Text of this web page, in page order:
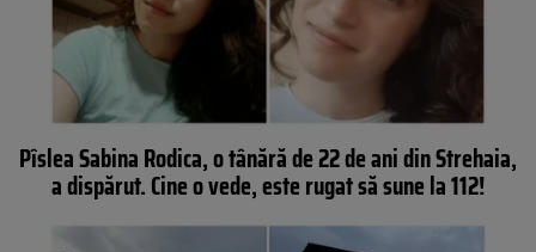
Pîslea Sabina Rodica, o tânără de 22 de ani din Strehaia,
a dispărut. Cine o vede, este rugat să sune la 112!